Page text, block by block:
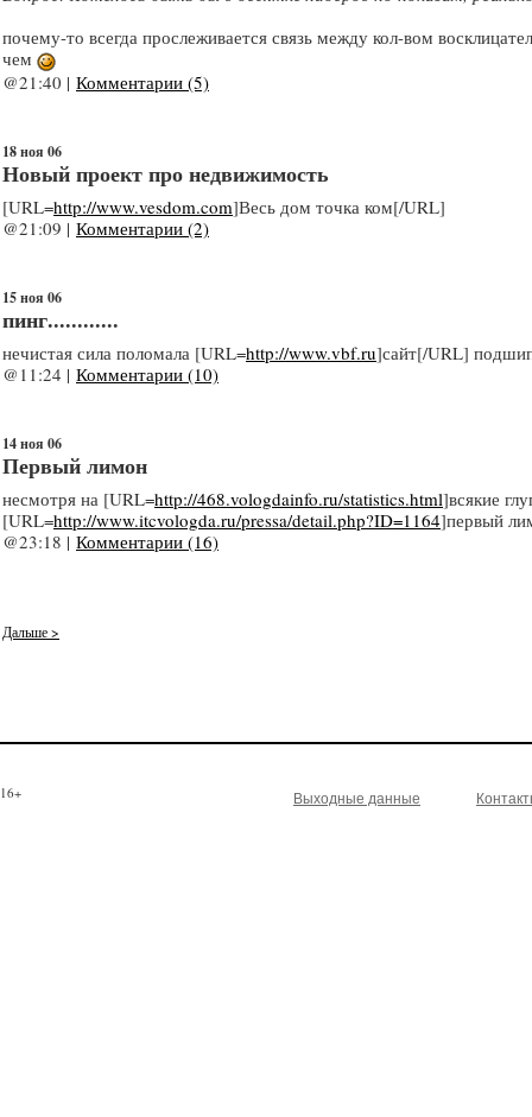
почему-то всегда прослеживается связь между кол-вом
чем
@21:40 | Комментарии (5)
18 ноя 06
Новый проект про недвижимость
[URL=http://www.vesdom.com]Весь дом точка ком[/URL]
@21:09 | Комментарии (2)
15 ноя 06
пинг............
нечистая сила поломала [URL=http://www.vbf.ru]сайт[/URL]
@11:24 | Комментарии (10)
14 ноя 06
Первый лимон
несмотря на [URL=http://468.vologdainfo.ru/statistics.html]всякие
[URL=http://www.itcvologda.ru/pressa/detail.php?ID=1164]первый
@23:18 | Комментарии (16)
Дальше >
16+ Выходные данные